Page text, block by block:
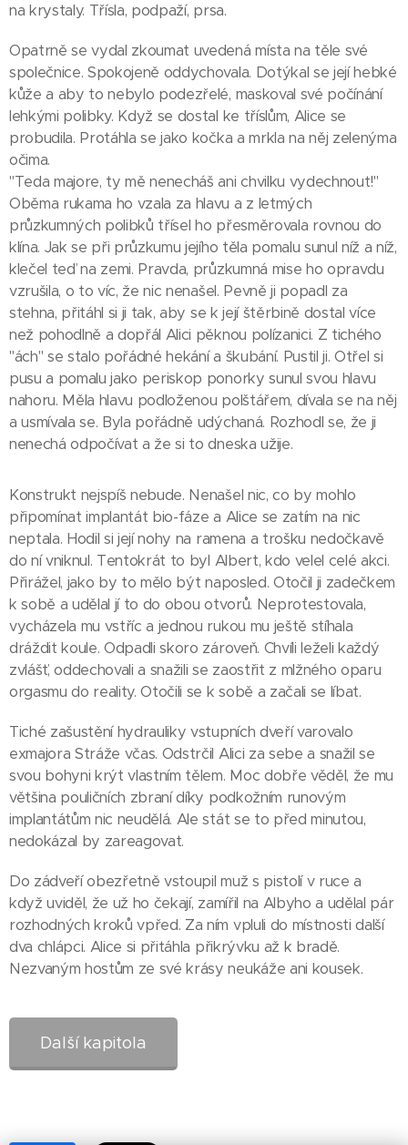
na krystaly. Třísla, podpaží, prsa.
Opatrně se vydal zkoumat uvedená místa na těle své
společnice. Spokojeně oddychovala. Dotýkal se její hebké
kůže a aby to nebylo podezřelé, maskoval své počínání
lehkými polibky. Když se dostal ke tříslům, Alice se
probudila. Protáhla se jako kočka a mrkla na něj zelenýma
očima.
"Teda majore, ty mě nenecháš ani chvilku vydechnout!"
Oběma rukama ho vzala za hlavu a z letmých
průzkumných polibků třísel ho přesměrovala rovnou do
klína. Jak se při průzkumu jejího těla pomalu sunul níž a níž,
klečel teď na zemi. Pravda, průzkumná mise ho opravdu
vzrušila, o to víc, že nic nenašel. Pevně ji popadl za
stehna, přitáhl si ji tak, aby se k její štěrbině dostal více
než pohodlně a dopřál Alici pěknou polízanici. Z tichého
"ách" se stalo pořádné hekání a škubání. Pustil ji. Otřel si
pusu a pomalu jako periskop ponorky sunul svou hlavu
nahoru. Měla hlavu podloženou polštářem, dívala se na něj
a usmívala se. Byla pořádně udýchaná. Rozhodl se, že ji
nenechá odpočívat a že si to dneska užije.
Konstrukt nejspíš nebude. Nenašel nic, co by mohlo
připomínat implantát bio-fáze a Alice se zatím na nic
neptala. Hodil si její nohy na ramena a trošku nedočkavě
do ní vniknul. Tentokrát to byl Albert, kdo velel celé akci.
Přirážel, jako by to mělo být naposled. Otočil ji zadečkem
k sobě a udělal jí to do obou otvorů. Neprotestovala,
vycházela mu vstříc a jednou rukou mu ještě stíhala
dráždit koule. Odpadli skoro zároveň. Chvíli leželi každý
zvlášť, oddechovali a snažili se zaostřit z mlžného oparu
orgasmu do reality. Otočili se k sobě a začali se líbat.
Tiché zašustění hydrauliky vstupních dveří varovalo
exmajora Stráže včas. Odstrčil Alici za sebe a snažil se
svou bohyni krýt vlastním tělem. Moc dobře věděl, že mu
většina pouličních zbraní díky podkožním runovým
implantátům nic neudělá. Ale stát se to před minutou,
nedokázal by zareagovat.
Do zádveří obezřetně vstoupil muž s pistolí v ruce a
když uviděl, že už ho čekají, zamířil na Albyho a udělal pár
rozhodných kroků vpřed. Za ním vpluli do místnosti další
dva chlápci. Alice si přitáhla přikrývku až k bradě.
Nezvaným hostům ze své krásy neukáže ani kousek.
Další kapitola